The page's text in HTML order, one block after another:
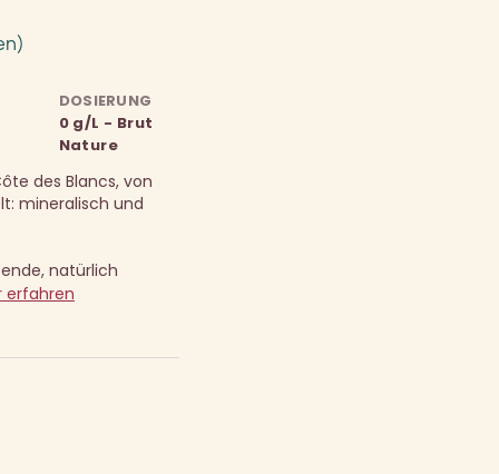
DOSIERUNG
0 g/L - Brut
Nature
des Blancs, von
mineralisch und
natürlich
erfahren